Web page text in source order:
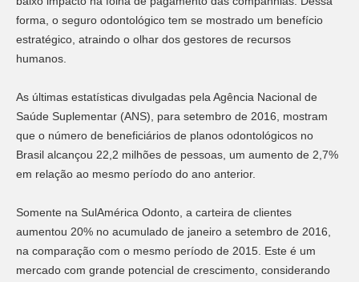
forma, o seguro odontológico tem se mostrado um benefício
estratégico, atraindo o olhar dos gestores de recursos
humanos.
As últimas estatísticas divulgadas pela Agência Nacional de
Saúde Suplementar (ANS), para setembro de 2016, mostram
que o número de beneficiários de planos odontológicos no
Brasil alcançou 22,2 milhões de pessoas, um aumento de 2,7%
em relação ao mesmo período do ano anterior.
Somente na SulAmérica Odonto, a carteira de clientes
aumentou 20% no acumulado de janeiro a setembro de 2016,
na comparação com o mesmo período de 2015. Este é um
mercado com grande potencial de crescimento, considerando